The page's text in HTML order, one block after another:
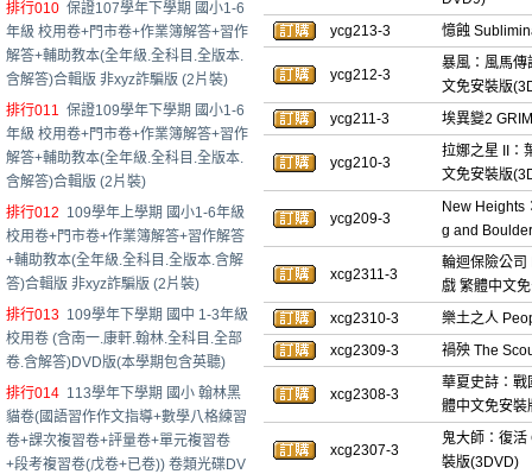
排行010 保證107學年下學期 國小1-6
年級 校用卷+門市卷+作業簿解答+習作
解答+輔助教本(全年級.全科目.全版本.
含解答)合輯版 非xyz詐騙版 (2片裝)
排行011 保證109學年下學期 國小1-6
年級 校用卷+門市卷+作業簿解答+習作
解答+輔助教本(全年級.全科目.全版本.
含解答)合輯版 (2片裝)
排行012 109學年上學期 國小1-6年級
校用卷+門市卷+作業簿解答+習作解答
+輔助教本(全年級.全科目.全版本.含解
答)合輯版 非xyz詐騙版 (2片裝)
排行013 109學年下學期 國中 1-3年級
校用卷 (含南一.康軒.翰林.全科目.全部
卷.含解答)DVD版(本學期包含英聽)
排行014 113學年下學期 國小 翰林黑
貓卷(國語習作作文指導+數學八格練習
卷+課次複習卷+評量卷+單元複習卷
+段考複習卷(戊卷+已卷)) 卷類光碟DV
ycg213-3
憶蝕
ycg212-3
暴風：風馬傳
文免安裝版
ycg211-3
埃異變2
ycg210-3
拉娜之星 II：
文免安裝版
ycg209-3
New Heights
g and
xcg2311-3
輪迴保險公司
戲 繁體中文
xcg2310-3
樂土之人
xcg2309-3
禍殃 The
xcg2308-3
華夏史詩：戰
體中文免安裝
xcg2307-3
鬼大師：復
裝版(3DVD)